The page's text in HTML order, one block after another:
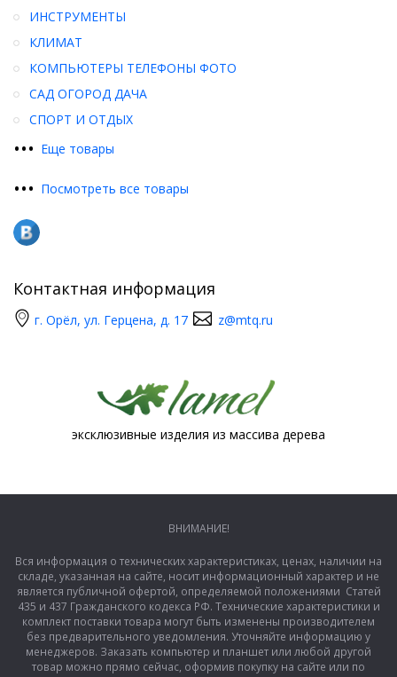
••• Еще товары
ИНСТРУМЕНТЫ
КЛИМАТ
КОМПЬЮТЕРЫ ТЕЛЕФОНЫ ФОТО
САД ОГОРОД ДАЧА
СПОРТ И ОТДЫХ
••• Посмотреть все товары
Контактная информация
г. Орёл, ул. Герцена, д. 17 z@mtq.ru
эксклюзивные изделия из массива дерева
ВНИМАНИЕ!
Вся информация о технических характеристиках, ценах, наличии на
складе, указанная на сайте, носит информационный характер и не
является публичной офертой, определяемой положениями Статей
435 и 437 Гражданского кодекса РФ. Технические характеристики и
комплект поставки товара могут быть изменены производителем
без предварительного уведомления. Уточняйте информацию у
менеджеров. Заказать компьютер и планшет или любой другой
товар можно прямо сейчас, оформив покупку на сайте или по